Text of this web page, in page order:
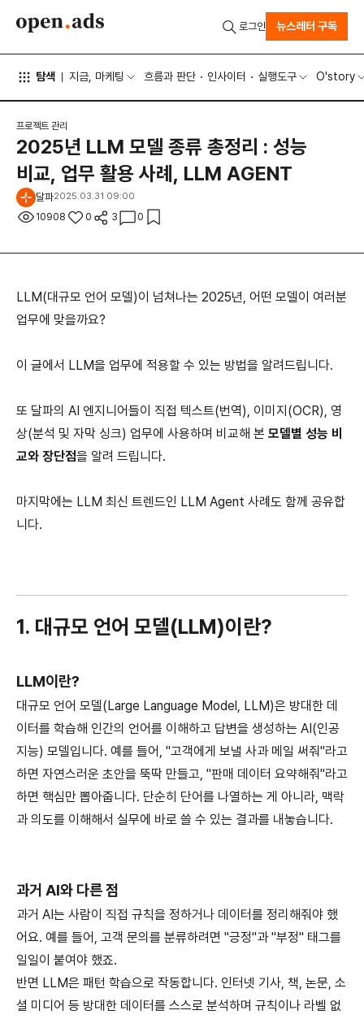
탐색 지금, 마케팅 흐름과 판단 인사이터 실행도구 O'story
로그인 뉴스레터 구독
프로젝트 관리
2025년 LLM 모델 종류 총정리 : 성능
비교, 업무 활용 사례, LLM AGENT
달파2025.03.31 09:00
10908 0 3 0
LLM(대규모 언어 모델)이 넘쳐나는 2025년, 어떤 모델이 여러분
업무에 맞을까요?
이 글에서 LLM을 업무에 적용할 수 있는 방법을 알려드립니다.
또 달파의 AI 엔지니어들이 직접 텍스트(번역), 이미지(OCR), 영
상(분석 및 자막 싱크) 업무에 사용하며 비교해 본 모델별 성능 비
교와 장단점을 알려 드립니다.
마지막에는 LLM 최신 트렌드인 LLM Agent 사례도 함께 공유합
니다.
1. 대규모 언어 모델(LLM)이란?
LLM이란?
대규모 언어 모델(Large Language Model, LLM)은 방대한 데
이터를 학습해 인간의 언어를 이해하고 답변을 생성하는 AI(인공
지능) 모델입니다. 예를 들어, "고객에게 보낼 사과 메일 써줘"라고
하면 자연스러운 초안을 뚝딱 만들고, "판매 데이터 요약해줘"라고
하면 핵심만 뽑아줍니다. 단순히 단어를 나열하는 게 아니라, 맥락
과 의도를 이해해서 실무에 바로 쓸 수 있는 결과를 내놓습니다.
과거 AI와 다른 점
과거 AI는 사람이 직접 규칙을 정하거나 데이터를 정리해줘야 했
어요. 예를 들어, 고객 문의를 분류하려면 "긍정"과 "부정" 태그를
일일이 붙여야 했죠.
반면 LLM은 패턴 학습으로 작동합니다. 인터넷 기사, 책, 논문, 소
셜 미디어 등 방대한 데이터를 스스로 분석하며 규칙이나 라벨 없